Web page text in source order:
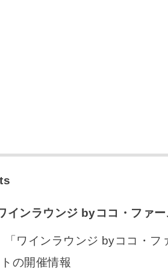
インラウンジ byココ・ファー
「ワインラウンジ byココ・フ
の開催情報